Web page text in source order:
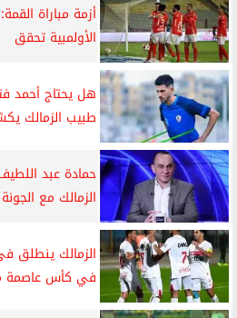
أزمة مباراة
الأولمبية تحقق
هل يحتاج أحمد
طبيب الزمالك
حمادة عبد
الزمالك مع
الزمالك ينطلق
في كأس عاصمة